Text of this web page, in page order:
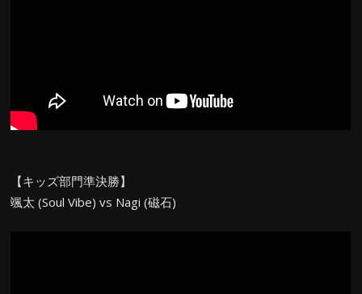
【キッズ部門準決勝】
颯太 (Soul Vibe) vs Nagi (磁石)